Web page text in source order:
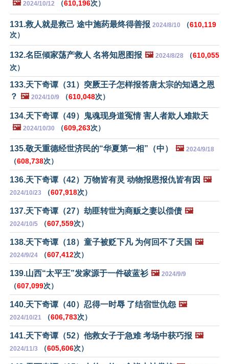
🖼️ 2024/10/12 （610,196次）
131.救人就是救己 途中施药最终得善报 2024/8/10 （610,119
次）
132.名臣倾家荡产救人 名将知恩图报 🖼️ 2024/8/28 （610,055
次）
133.天下奇谭（31）突厥王子怎样报答唐太宗的知遇之恩
？ 🖼️ 2024/10/9 （610,048次）
134.天下奇谭（49）鬼魂现身道冤情 害人者欺人难欺天
🖼️ 2024/10/30 （609,263次）
135.敬天重德经世济民的“华夏第一相”（中） 🖼️ 2024/9/18
（608,738次）
136.天下奇谭（42）万物皆有灵 动物报恩报仇皆有因 🖼️
2024/10/23 （607,918次）
137.天下奇谭（27）劫匪转世为商贩之妻以偿债 🖼️
2024/10/5 （607,559次）
138.天下奇谭（18）童子被贬下凡 为何回不了天国 🖼️
2024/9/24 （607,412次）
139.山西“太平王”发家源于一件破蓝衫 🖼️ 2024/9/9
（607,099次）
140.天下奇谭（40）忍得一时辱 了结宿世仇怨 🖼️
2024/10/21 （606,783次）
141.天下奇谭（52）他救女子于急难 考场中获巧报 🖼️
2024/11/3 （605,606次）